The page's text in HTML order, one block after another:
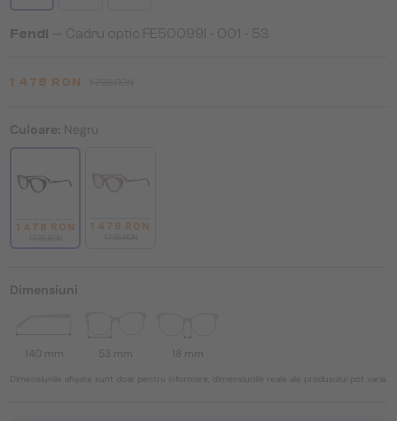
Fendi — Cadru optic FE50099I - 001 - 53
1 478 RON
Culoare: Negru
1 478 RON 1 478 RON
Dimensiuni
140 mm 53 mm 18 mm
Dimensiunile afișate sunt doar pentru informare, dimensiunile reale ale produsului pot varia.